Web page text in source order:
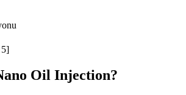
5]
Oil Injection?